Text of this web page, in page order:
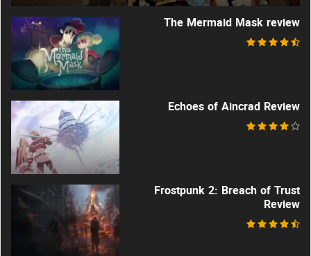
The Mermaid Mask review
Echoes of Aincrad Review
Frostpunk 2: Breach of Trust
Review